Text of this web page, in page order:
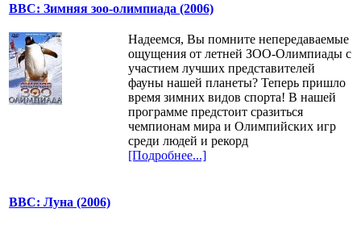
BBC: Зимняя зоо-олимпиада (2006)
Надеемся, Вы помните непередаваемые
ощущения от летней ЗОО-Олимпиады с
участием лучших представителей
фауны нашей планеты? Теперь пришло
время зимних видов спорта! В нашей
программе предстоит сразиться
чемпионам мира и Олимпийских игр
среди людей и рекорд
[Подробнее...]
BBC: Луна (2006)